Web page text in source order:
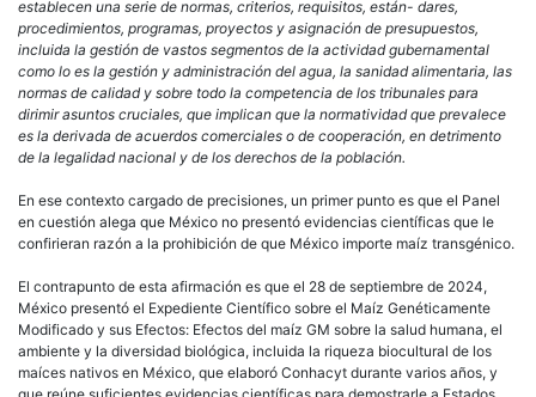
establecen una serie de normas, criterios, requisitos, están- dares,
procedimientos, programas, proyectos y asignación de presupuestos,
incluida la gestión de vastos segmentos de la actividad gubernamental
como lo es la gestión y administración del agua, la sanidad alimentaria, las
normas de calidad y sobre todo la competencia de los tribunales para
dirimir asuntos cruciales, que implican que la normatividad que prevalece
es la derivada de acuerdos comerciales o de cooperación, en detrimento
de la legalidad nacional y de los derechos de la población.
En ese contexto cargado de precisiones, un primer punto es que el Panel
en cuestión alega que México no presentó evidencias científicas que le
confirieran razón a la prohibición de que México importe maíz transgénico.
El contrapunto de esta afirmación es que el 28 de septiembre de 2024,
México presentó el Expediente Científico sobre el Maíz Genéticamente
Modificado y sus Efectos: Efectos del maíz GM sobre la salud humana, el
ambiente y la diversidad biológica, incluida la riqueza biocultural de los
maíces nativos en México, que elaboró Conhacyt durante varios años, y